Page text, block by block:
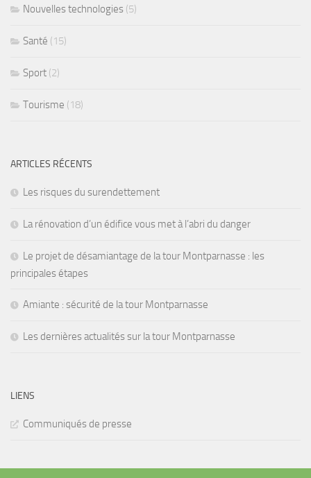
Nouvelles technologies (5)
Santé (15)
Sport (2)
Tourisme (18)
ARTICLES RÉCENTS
Les risques du surendettement
La rénovation d’un édifice vous met à l’abri du danger
Le projet de désamiantage de la tour Montparnasse : les
principales étapes
Amiante : sécurité de la tour Montparnasse
Les dernières actualités sur la tour Montparnasse
LIENS
Communiqués de presse